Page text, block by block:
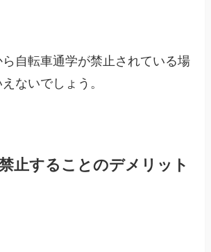
自転車通学が禁止されている場
ないでしょう。
止することのデメリット